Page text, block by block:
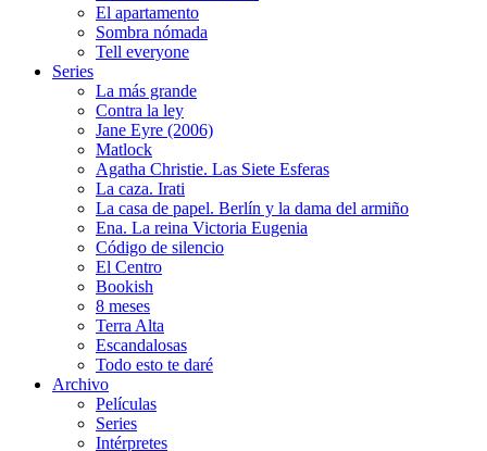
El apartamento
Sombra nómada
Tell everyone
Series
La más grande
Contra la ley
Jane Eyre (2006)
Matlock
Agatha Christie. Las Siete Esferas
La caza. Irati
La casa de papel. Berlín y la dama del armiño
Ena. La reina Victoria Eugenia
Código de silencio
El Centro
Bookish
8 meses
Terra Alta
Escandalosas
Todo esto te daré
Archivo
Películas
Series
Intérpretes